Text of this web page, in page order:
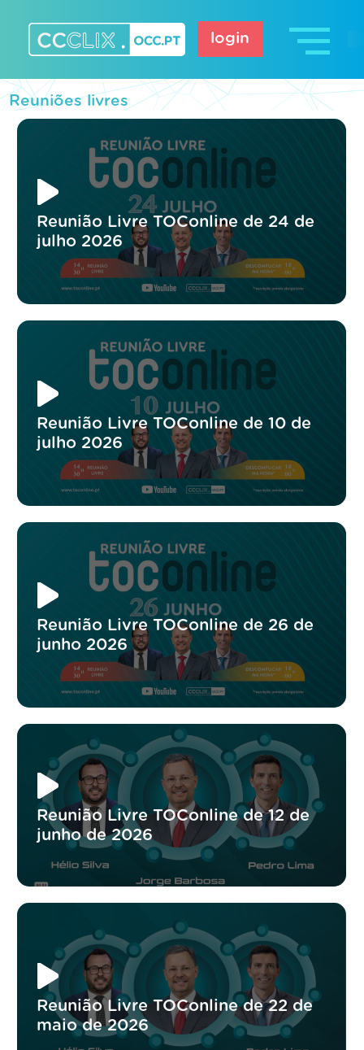
content
login
Reuniões livres
Reunião Livre TOConline de 24 de
julho 2026
Reunião Livre TOConline de 10 de
julho 2026
Reunião Livre TOConline de 26 de
junho 2026
Reunião Livre TOConline de 12 de
junho de 2026
Reunião Livre TOConline de 22 de
maio de 2026